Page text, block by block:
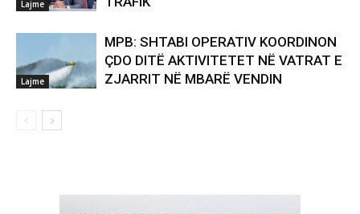
Lajme
Lajme
MPB: SHTABI OPERATIV KOORDINON
ÇDO DITË AKTIVITETET NË VATRAT E
ZJARRIT NË MBARË VENDIN